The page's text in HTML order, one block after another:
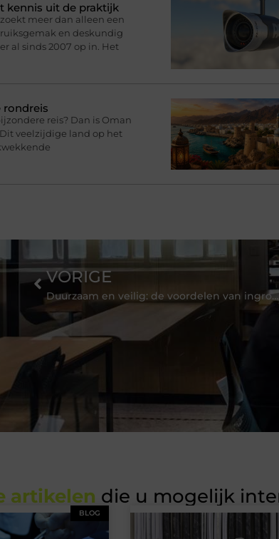
kennis uit de praktijk
meer dan alleen een
en deskundig
al sinds 2007 op in. Het
rondreis
reis? Dan is Oman
veelzijdige land op het
VORIGE
Duurzaam en veilig: de voordelen van inground trampolines
artikelen die u mogelijk
BLOG